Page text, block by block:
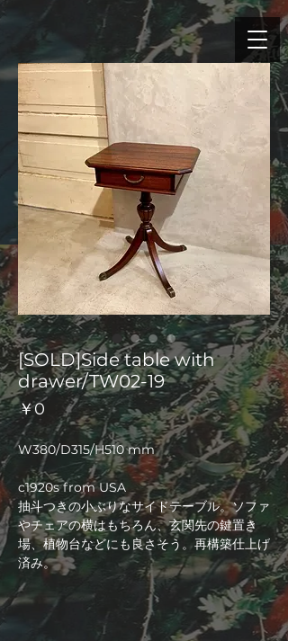
[SOLD]Side table with
drawer/TW02-19
￥0
格
W380/D315/H510 mm
c1920s from USA
抽斗つきの小ぶりなサイドテーブル。ソファ
やチェアの横はもちろん、玄関先の鍵置き
場、植物台などにも良さそう。再構築仕上げ
済み。